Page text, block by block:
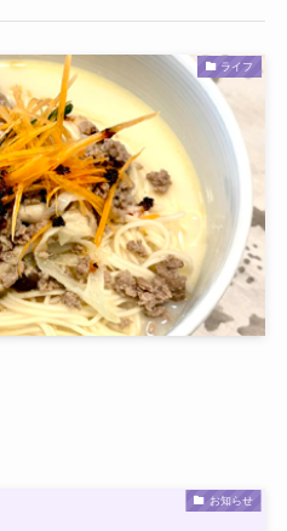
ライフ
お知らせ